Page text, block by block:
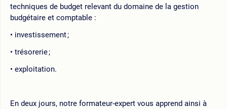
techniques de budget relevant du domaine de la gestion
budgétaire et comptable :
investissement ;
trésorerie ;
exploitation.
En deux jours, notre formateur-expert vous apprend ainsi à